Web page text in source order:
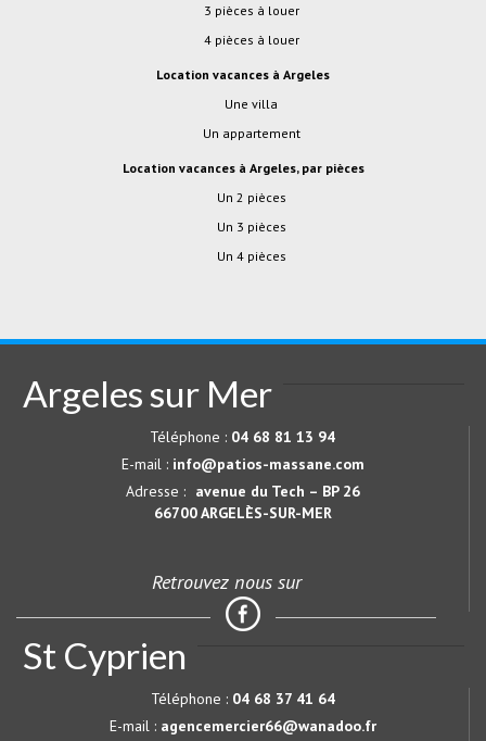
3 pièces à louer
4 pièces à louer
location vacances à Argeles
Une villa
Un appartement
location vacances à Argeles, par pièces
Un 2 pièces
Un 3 pièces
Un 4 pièces
Argeles sur Mer
Téléphone : 04 68 81 13 94
E-mail : info@patios-massane.com
Adresse : avenue du Tech – BP 26
66700ARGELÈS-SUR-MER
Retrouvez nous sur
St Cyprien
Téléphone : 04 68 37 41 64
E-mail : agencemercier66@wanadoo.fr